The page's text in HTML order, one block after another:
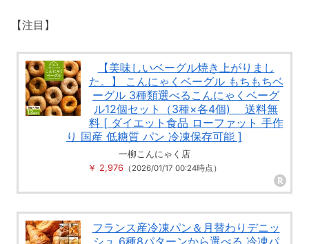
【注目】
【美味しいベーグル焼き上がりまし
た。】 こんにゃくベーグル もちもちベ
ーグル 3種類選べるこんにゃくベーグ
ル12個セット（3種×各4個) 送料無
料 [ ダイエット食品 ローファット 手作
り 国産 低糖質 パン 冷凍保存可能 ]
一柳こんにゃく店
￥ 2,976 （2026/01/17 00:24時点）
フランス産冷凍パン＆月替わりデニッ
シュ 6種8パターンから選べる 冷凍パ